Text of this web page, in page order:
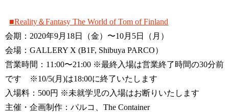
■Reality＆Fantasy The World of Tom of Finland
会期：2020年9月18日（金）〜10月5日（月）
会場：GALLERY X (B1F, Shibuya PARCO）
営業時間：11:00〜21:00 ※最終入場は営業終了時間の30分前
です ※10/5(月)は18:00に終了いたします
入場料：500円 ※未就学児の入場はお断りいたします
主催・企画制作：パルコ、The Container